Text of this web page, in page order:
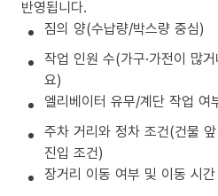
반영됩니다.
짐의 양(수납량/박스량 중심)
작업 인원 수(가구·가전이 많
요)
엘리베이터 유무/계단 작업 여
주차 거리와 정차 조건(건물
진입 조건)
장거리 이동 여부 및 이동 시간